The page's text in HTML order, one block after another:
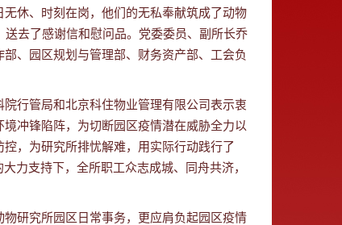
休、时刻在岗，他们的无私奉献筑成了动物
去了感谢信和慰问品。党委委员、副所长乔
、园区规划与管理部、财务资产部、工会负
行管局和北京科住物业管理有限公司表示衷
冲锋陷阵，为切断园区疫情潜在威胁全力以
，为研究所排忧解难，用实际行动践行了
力支持下，全所职工众志成城、同舟共济，
研究所园区日常事务，更应肩负起园区疫情